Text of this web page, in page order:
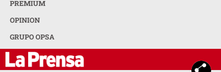
PREMIUM
OPINION
GRUPO OPSA